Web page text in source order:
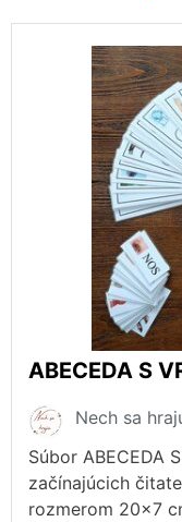
ABECEDA S
Nech sa
Súbor ABECEDA
začínajúcich
rozmerom 20x7